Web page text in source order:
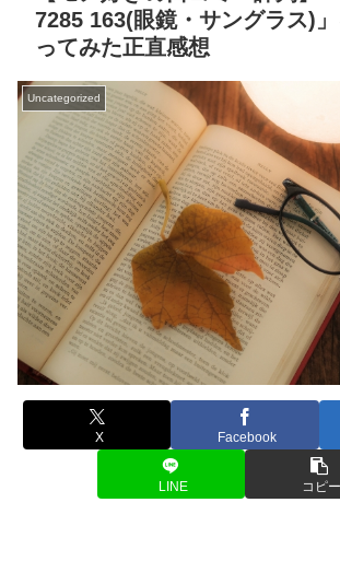
7285 163(眼鏡・サングラス)
ってみた正直感想
Uncategorized
X Facebook
LINE コピー